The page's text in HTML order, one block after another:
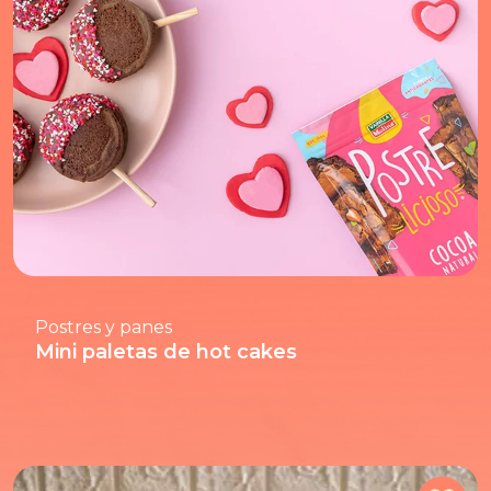
Postres y panes
Mini paletas de hot cakes